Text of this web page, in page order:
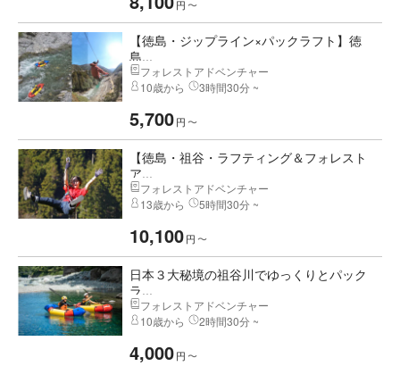
円 〜
【徳島・ジップライン×パックラフト】徳
島...
フォレストアドベンチャー
10歳から
3時間30分 ~
5,700円 〜
【徳島・祖谷・ラフティング＆フォレスト
ア...
フォレストアドベンチャー
13歳から
5時間30分 ~
10,100円 〜
日本３大秘境の祖谷川でゆっくりとパック
ラ...
フォレストアドベンチャー
10歳から
2時間30分 ~
4,000円 〜